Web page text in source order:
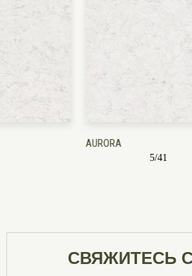
5/41
СВЯЖИТЕСЬ